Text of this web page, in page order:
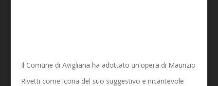
Il Comune di Avigliana ha adottato un'opera di Maurizio
Rivetti come icona del suo suggestivo e incantevole